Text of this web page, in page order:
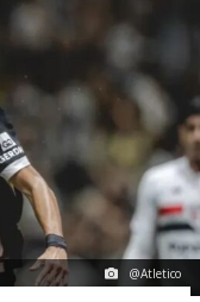
@Atletico